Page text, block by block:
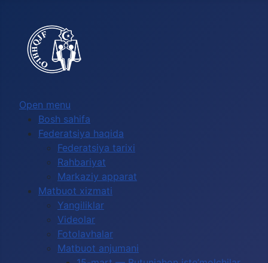
Open menu
Bosh sahifa
Federatsiya haqida
Federatsiya tarixi
Rahbariyat
Markaziy apparat
Matbuot xizmati
Yangiliklar
Videolar
Fotolavhalar
Matbuot anjumani